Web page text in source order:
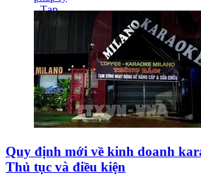
Quy định mới về kinh doanh
Thủ tục và điều kiện